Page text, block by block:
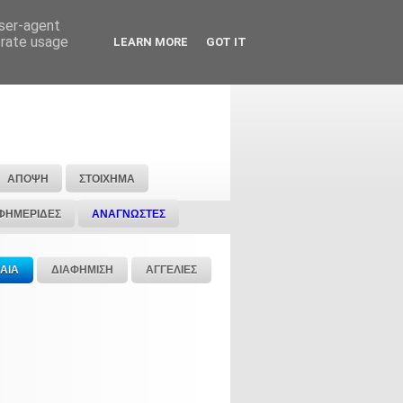
ΑΠΟΨΗ ΣΤΟΙΧΗΜΑ
ΑΝΑΓΝΩΣΤΕΣ
ΔΙΑΦΗΜΙΣΗ ΑΓΓΕΛΙΕΣ
agent
usage
LEARN MORE GOT IT